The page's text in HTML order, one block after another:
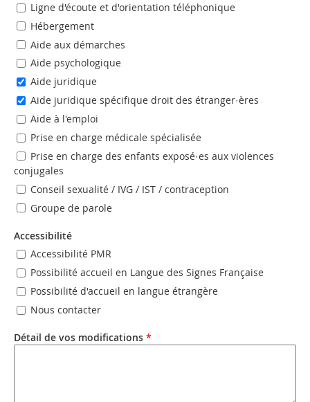
Ligne d'écoute et d'orientation téléphonique
Hébergement
Aide aux démarches
Aide psychologique
Aide juridique
Aide juridique spécifique droit des étranger·ères
Aide à l'emploi
Prise en charge médicale spécialisée
Prise en charge des enfants exposé·es aux violences
conjugales
Conseil sexualité / IVG / IST / contraception
Groupe de parole
Accessibilité
Accessibilité PMR
Possibilité accueil en Langue des Signes Française
Possibilité d'accueil en langue étrangère
Nous contacter
Détail de vos modifications *